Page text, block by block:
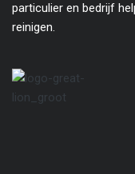
particulier en bedrijf
reinigen.